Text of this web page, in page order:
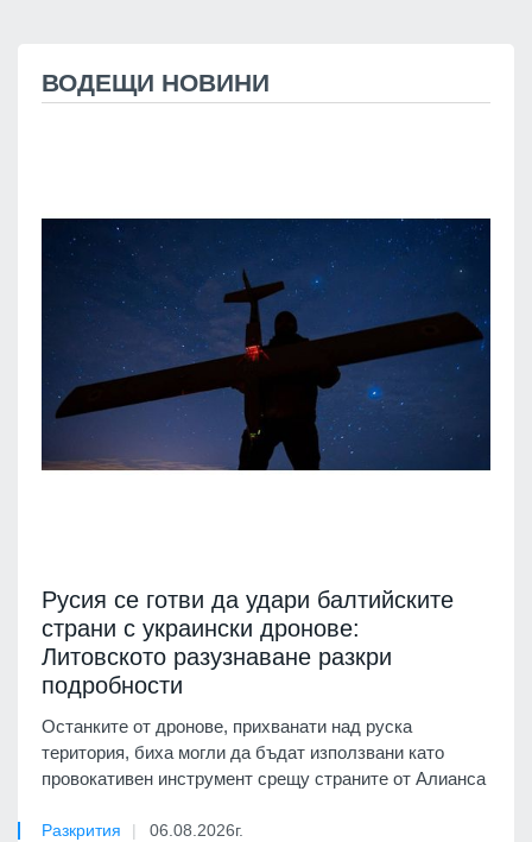
ВОДЕЩИ НОВИНИ
Русия се готви да удари балтийските
страни с украински дронове:
Литовското разузнаване разкри
подробности
Останките от дронове, прихванати над руска
територия, биха могли да бъдат използвани като
провокативен инструмент срещу страните от Алианса
Разкрития 06.08.2026г.